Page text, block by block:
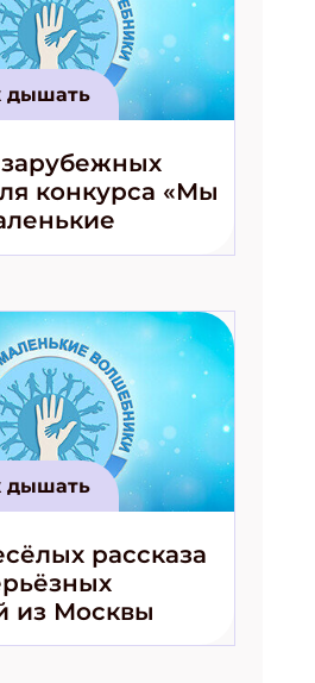
дышать
конкурса «Мы
дышать
рассказа
из Москвы